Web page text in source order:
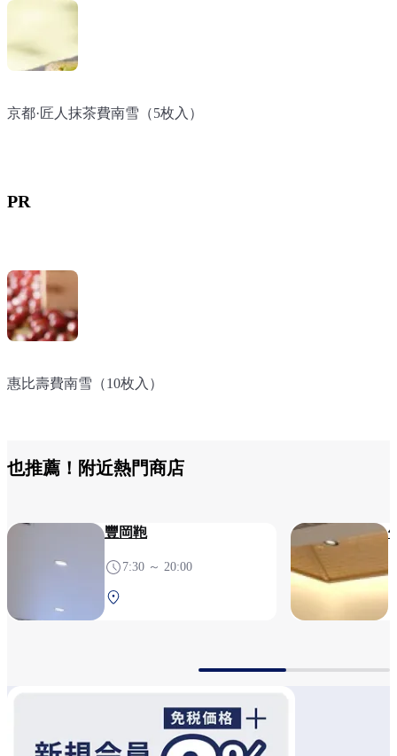
京都·匠人抹茶費南雪（5枚入）
京都·匠人抹茶費南雪（5枚入）
京都·匠人抹茶費南雪（5枚入）
PR
惠比壽費南雪（10枚入）
惠比壽費南雪（10枚入）
惠比壽費南雪（10枚入）
也推薦！附近熱門商店
豐岡鞄
7:30 ～ 20:00